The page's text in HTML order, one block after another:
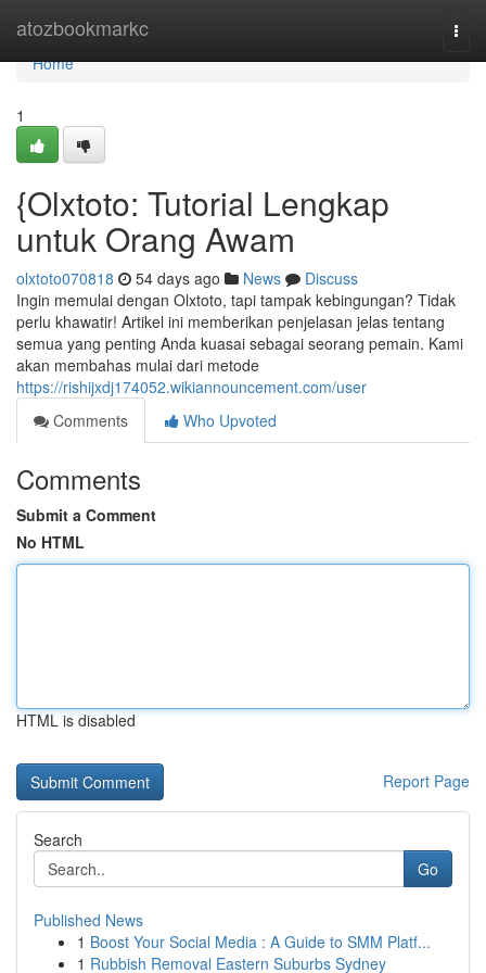
atozbookmarkc
Home
Home
1
{Olxtoto: Tutorial Lengkap
untuk Orang Awam
olxtoto070818 54 days ago News
Discuss
Ingin memulai dengan Olxtoto, tapi tampak kebingungan? Tidak
perlu khawatir! Artikel ini memberikan penjelasan jelas tentang
semua yang penting Anda kuasai sebagai seorang pemain. Kami
akan membahas mulai dari metode
https://rishijxdj174052.wikiannouncement.com/user
Comments
Who Upvoted
Comments
Submit a Comment
No HTML
HTML is disabled
Report Page
Search
Go
Published News
1 Boost Your Social Media : A Guide to SMM Platf...
1 Rubbish Removal Eastern Suburbs Sydney